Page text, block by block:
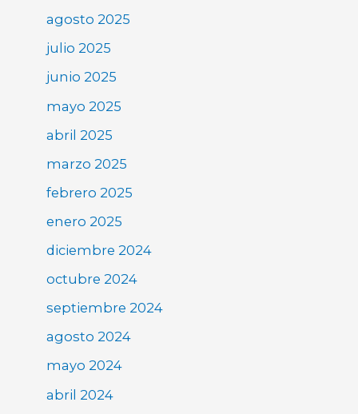
agosto 2025
julio 2025
junio 2025
mayo 2025
abril 2025
marzo 2025
febrero 2025
enero 2025
diciembre 2024
octubre 2024
septiembre 2024
agosto 2024
mayo 2024
abril 2024